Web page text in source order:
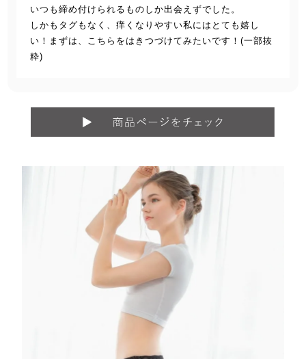
いつも締め付けられるものしか出会えずでした。
しかもタグもなく、痒くなりやすい私にはとても嬉し
い！まずは、こちらをはきつづけてみたいです！(一部抜
粋)